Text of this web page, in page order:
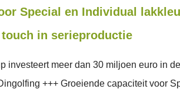
Special en Individual
touch in serieproductie
investeert meer dan 30 miljoen euro in
+++ Groeiende capaciteit voor